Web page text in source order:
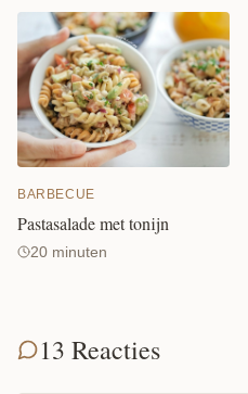
BARBECUE
Pastasalade met tonijn
20 minuten
13 Reacties